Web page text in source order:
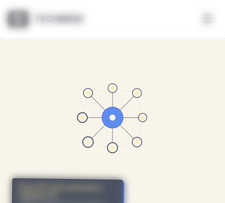
Panneau de gestion des cookies